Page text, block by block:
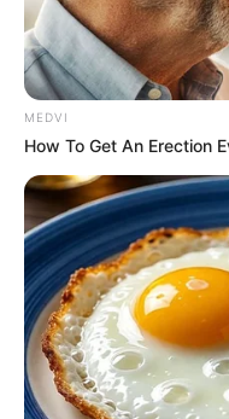
Προσθήκη το
αναζήτησης.
MEDVI
How To Get An Erection